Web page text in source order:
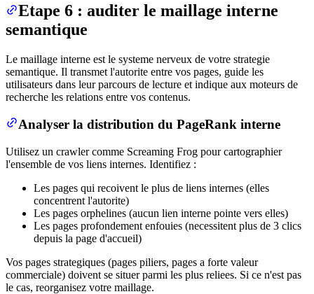
Etape 6 : auditer le maillage interne
semantique
Le maillage interne est le systeme nerveux de votre strategie
semantique. Il transmet l'autorite entre vos pages, guide les
utilisateurs dans leur parcours de lecture et indique aux moteurs de
recherche les relations entre vos contenus.
Analyser la distribution du PageRank interne
Utilisez un crawler comme Screaming Frog pour cartographier
l'ensemble de vos liens internes. Identifiez :
Les pages qui recoivent le plus de liens internes (elles
concentrent l'autorite)
Les pages orphelines (aucun lien interne pointe vers elles)
Les pages profondement enfouies (necessitent plus de 3 clics
depuis la page d'accueil)
Vos pages strategiques (pages piliers, pages a forte valeur
commerciale) doivent se situer parmi les plus reliees. Si ce n'est pas
le cas, reorganisez votre maillage.